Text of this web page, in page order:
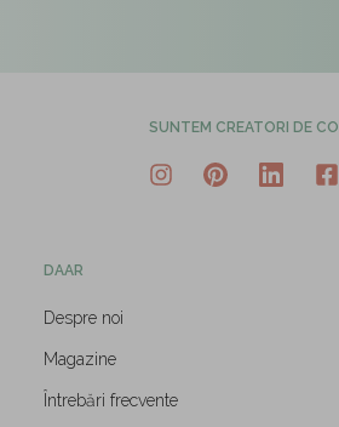
SUNTEM CREATORI DE
DAAR
Despre noi
Magazine
Întrebări frecvente